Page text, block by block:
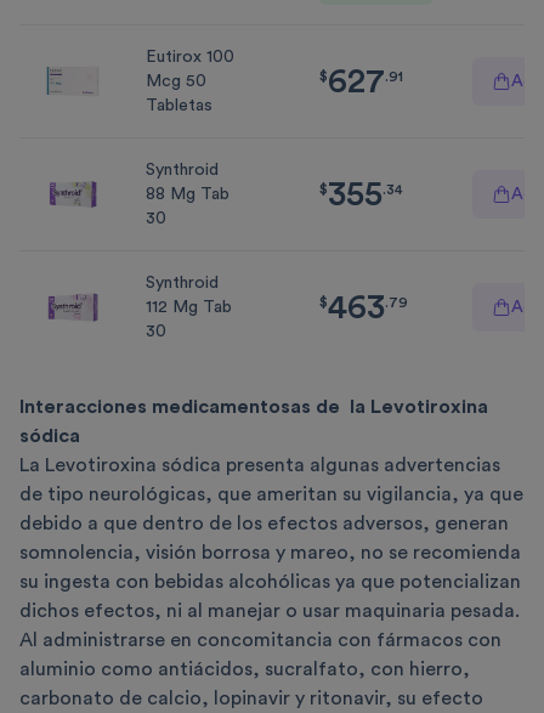
Eutirox 100
Mcg 50
Tabletas
$627.91
$627.91
Synthroid
88 Mg Tab
30
$355.34
$355.34
Synthroid
112 Mg Tab
30
$ 463.79
$463.79
Interacciones medicamentosas de
la Levotiroxina
sódica
La Levotiroxina sódica presenta algunas advertencias
de tipo neurológicas, que ameritan su vigilancia, ya que
debido a que dentro de los efectos adversos, generan
somnolencia, visión borrosa y mareo, no se recomienda
su ingesta con bebidas alcohólicas ya que potencializan
dichos efectos, ni al manejar o usar maquinaria pesada.
Al administrarse en concomitancia con fármacos con
aluminio como antiácidos, sucralfato, con hierro,
carbonato de calcio, lopinavir y ritonavir, su efecto